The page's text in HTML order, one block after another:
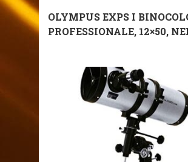
OLYMPUS EXPS I
PROFESSIONALE, 12×50,